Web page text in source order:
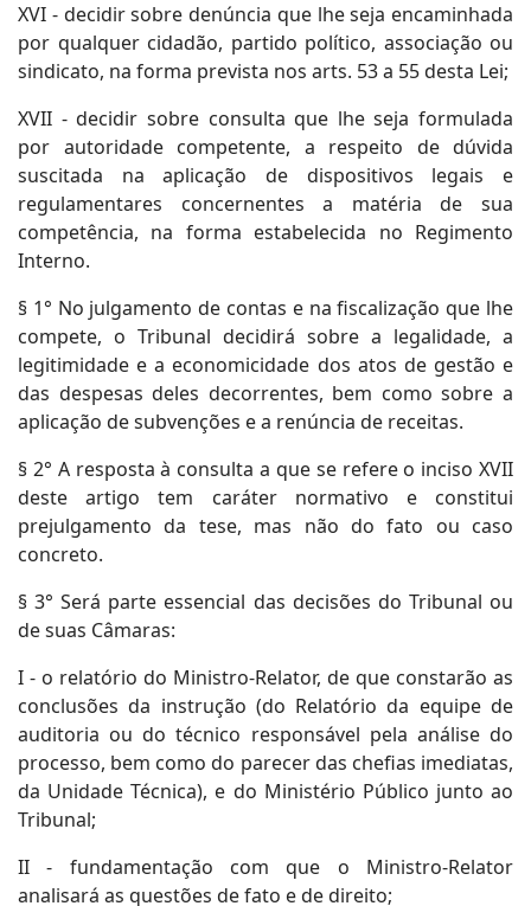
XVI - decidir sobre denúncia que lhe seja encaminhada
por qualquer cidadão, partido político, associação ou
sindicato, na forma prevista nos arts. 53 a 55 desta Lei;
XVII - decidir sobre consulta que lhe seja formulada
por autoridade competente, a respeito de dúvida
suscitada na aplicação de dispositivos legais e
regulamentares concernentes a matéria de sua
competência, na forma estabelecida no Regimento
Interno.
§ 1° No julgamento de contas e na fiscalização que lhe
compete, o Tribunal decidirá sobre a legalidade, a
legitimidade e a economicidade dos atos de gestão e
das despesas deles decorrentes, bem como sobre a
aplicação de subvenções e a renúncia de receitas.
§ 2° A resposta à consulta a que se refere o inciso XVII
deste artigo tem caráter normativo e constitui
prejulgamento da tese, mas não do fato ou caso
concreto.
§ 3° Será parte essencial das decisões do Tribunal ou
de suas Câmaras:
I - o relatório do Ministro-Relator, de que constarão as
conclusões da instrução (do Relatório da equipe de
auditoria ou do técnico responsável pela análise do
processo, bem como do parecer das chefias imediatas,
da Unidade Técnica), e do Ministério Público junto ao
Tribunal;
II - fundamentação com que o Ministro-Relator
analisará as questões de fato e de direito;